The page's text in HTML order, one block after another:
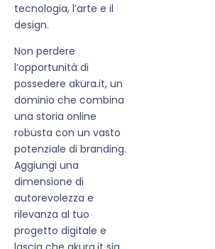
tecnologia, l’arte e il
design.
Non perdere
l’opportunità di
possedere akura.it, un
dominio che combina
una storia online
robusta con un vasto
potenziale di branding.
Aggiungi una
dimensione di
autorevolezza e
rilevanza al tuo
progetto digitale e